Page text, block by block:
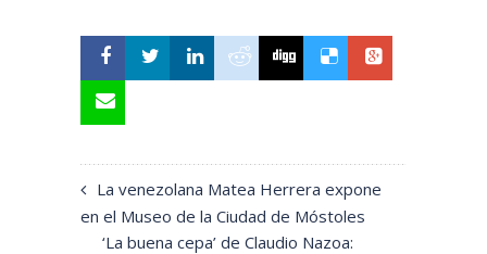
La venezolana Matea Herrera expone
en el Museo de la Ciudad de Móstoles
‘La buena cepa’ de Claudio Nazoa: